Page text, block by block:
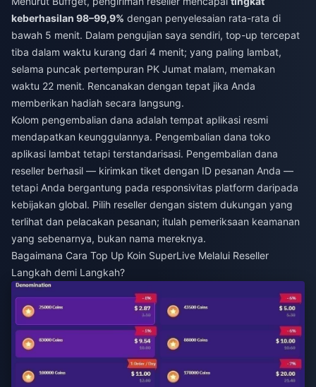
keberhasilan 98–99,9% dengan penyelesaian rata-rata di
bawah 5 menit. Dalam pengujian saya sendiri, top-up tercepat
tiba dalam waktu kurang dari 4 menit; yang paling lambat,
selama puncak pertempuran PK Jumat malam, memakan
waktu 22 menit. Rencanakan dengan tepat jika Anda
memberikan hadiah secara langsung.
Kolom pengembalian dana adalah tempat aplikasi resmi
mendapatkan keunggulannya. Pengembalian dana toko
aplikasi lambat tetapi terstandarisasi. Pengembalian dana
reseller berhasil — kirimkan tiket dengan ID pesanan Anda —
tetapi Anda bergantung pada responsivitas platform daripada
kebijakan global. Pilih reseller dengan sistem dukungan yang
terlihat dan pelacakan pesanan; itulah pemeriksaan keamanan
yang sebenarnya, bukan nama mereknya.
Bagaimana Cara Top Up Koin SuperLive Melalui Reseller
Langkah demi Langkah?